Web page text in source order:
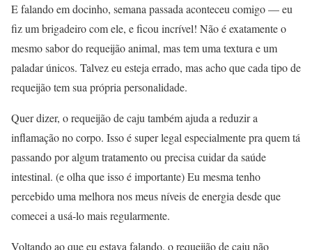
E falando em docinho, semana passada aconteceu comigo — eu
fiz um brigadeiro com ele, e ficou incrível! Não é exatamente o
mesmo sabor do requeijão animal, mas tem uma textura e um
paladar únicos. Talvez eu esteja errado, mas acho que cada tipo de
requeijão tem sua própria personalidade.
Quer dizer, o requeijão de caju também ajuda a reduzir a
inflamação no corpo. Isso é super legal especialmente pra quem tá
passando por algum tratamento ou precisa cuidar da saúde
intestinal. (e olha que isso é importante) Eu mesma tenho
percebido uma melhora nos meus níveis de energia desde que
comecei a usá-lo mais regularmente.
Voltando ao que eu estava falando, o requeijão de caju não